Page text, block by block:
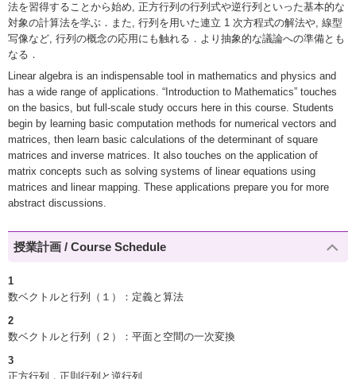
法を習得することから始め, 正方行列の行列式や逆行列といった基本的な
対象の計算法を学ぶ．また, 行列を用いた連立 1 次方程式の解法や, 線型
写像など, 行列の概念の応用にも触れる．より抽象的な議論への準備とも
なる．
Linear algebra is an indispensable tool in mathematics and physics and
has a wide range of applications. “Introduction to Mathematics” touches
on the basics, but full-scale study occurs here in this course. Students
begin by learning basic computation methods for numerical vectors and
matrices, then learn basic calculations of the determinant of square
matrices and inverse matrices. It also touches on the application of
matrix concepts such as solving systems of linear equations using
matrices and linear mapping. These applications prepare you for more
abstract discussions.
授業計画 / Course Schedule
1
数ベクトルと行列（１）：定義と算法
2
数ベクトルと行列（２）：平面と空間の一次変換
3
正方行列，正則行列と逆行列